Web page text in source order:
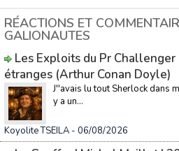
RÉACTIONS ET
GALIONAUTES
Les Exploits du Pr
étranges (Arthur Conan Doyle)
J''avais lu tout Sherlock dans
y a un...
Koyolite TSEILA - 06/08/2026